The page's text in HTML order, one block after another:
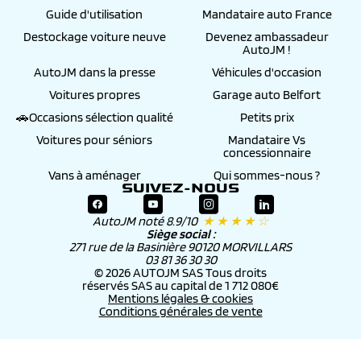
Guide d'utilisation
Mandataire auto France
Destockage voiture neuve
Devenez ambassadeur
AutoJM !
AutoJM dans la presse
Véhicules d'occasion
Voitures propres
Garage auto Belfort
🚗Occasions sélection qualité
Petits prix
Voitures pour séniors
Mandataire Vs
concessionnaire
Vans à aménager
Qui sommes-nous ?
SUIVEZ-NOUS
AutoJM noté 8.9/10 ★ ★ ★ ★ ☆
Siège social :
271 rue de la Basinière 90120 MORVILLARS
03 81 36 30 30
© 2026 AUTOJM SAS Tous droits
réservés SAS au capital de 1 712 080€
Mentions légales & cookies
Conditions générales de vente